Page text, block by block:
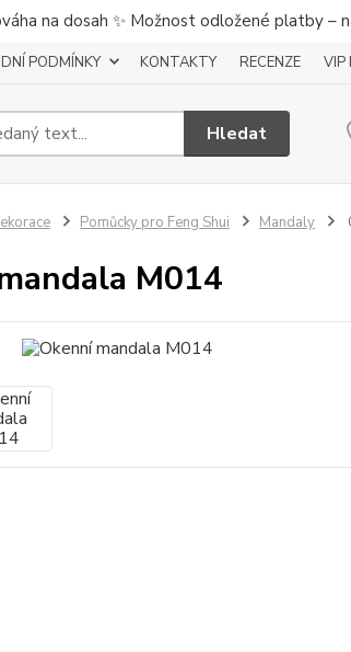
na dosah ✨ Možnost odložené platby –
PODMÍNKY KONTAKTY RECENZE VIP
Hledat
Pomůcky pro Feng Shui Mandaly
M014